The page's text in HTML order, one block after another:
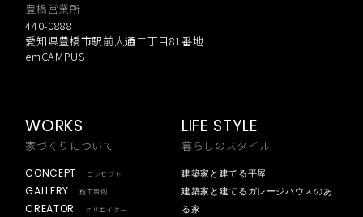
豊橋営業所
440-0888
愛知県豊橋市駅前大通二丁目81番地
emCAMPUS
WORKS
家づくりについて
CONCEPT コンセプト
GALLERY 施工事例
CREATOR クリエイター
LIFE STYLE
暮らしのスタイル
建築家と建てる平屋
建築家と建てるガレージハウスのあ
る家